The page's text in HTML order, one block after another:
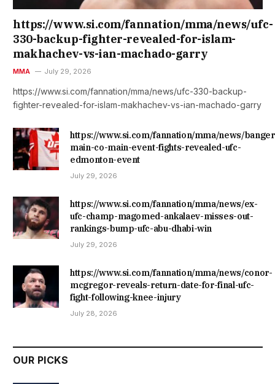
https://www.si.com/fannation/mma/news/ufc-
330-backup-fighter-revealed-for-islam-
makhachev-vs-ian-machado-garry
MMA July 29, 2026
https://www.si.com/fannation/mma/news/ufc-330-backup-
fighter-revealed-for-islam-makhachev-vs-ian-machado-garry
https://www.si.com/fannation/mma/news/
main-co-main-event-fights-revealed-ufc-
edmonton-event
July 29, 2026
https://www.si.com/fannation/mma/news/ex-
ufc-champ-magomed-ankalaev-misses-out-
rankings-bump-ufc-abu-dhabi-win
July 29, 2026
https://www.si.com/fannation/mma/news/conor-
mcgregor-reveals-return-date-for-final-ufc-
fight-following-knee-injury
July 28, 2026
OUR PICKS